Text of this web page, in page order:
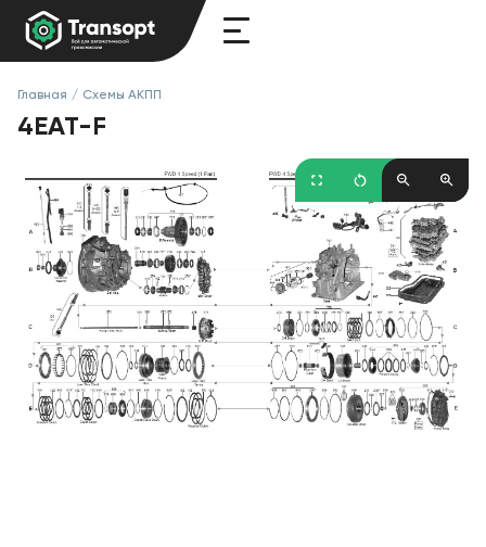
Главная / Схемы АКПП
4EAT-F